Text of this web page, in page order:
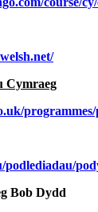
Cymraeg
Bob Dydd